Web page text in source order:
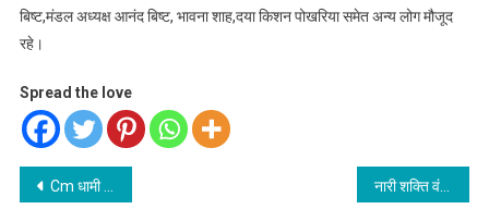
बिष्ट,मंडल अध्यक्ष आनंद बिष्ट, भावना शाह,दया किशन पोखरिया समेत अन्य लोग मौजूद
रहे।
Spread the love
Post
Cm धामी ने अधिकारियों को लगायी फटकार@योजनाओं की जानकारी टिप्स पर रखें नारी शक्ति वंदन अधिनियम सम्मेलन में भारी संख्या में महिलाओं ने किया प्रतिभाग